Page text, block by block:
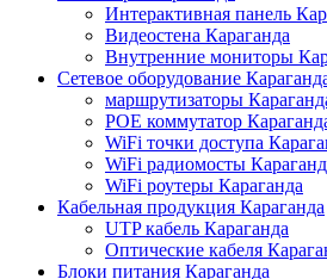
Интерактивная панель
Видеостена Караганда
Внутренние мониторы
Сетевое оборудование
маршрутизаторы
POE коммутатор
WiFi точки доступа
WiFi радиомосты
WiFi роутеры Караганда
Кабельная продукция Караганда
UTP кабель Караганда
Оптические кабеля
Блоки питания Караганда